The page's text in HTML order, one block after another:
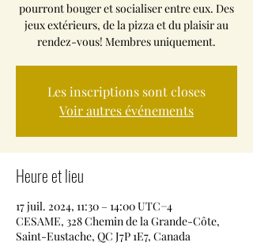
pourront bouger et socialiser entre eux. Des
jeux extérieurs, de la pizza et du plaisir au
rendez-vous! Membres uniquement.
Les inscriptions sont closes
Voir autres événements
Heure et lieu
17 juil. 2024, 11:30 – 14:00 UTC−4
CESAME, 328 Chemin de la Grande-Côte,
Saint-Eustache, QC J7P 1E7, Canada